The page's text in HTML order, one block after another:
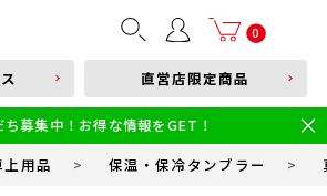
0
部品購入はこちら
ードを入力
新製品
幼児・園児向け水筒
水筒
小学生 中・高学年向け水筒
直営店限定商品
ち募集中！お得な情報をGET！
用品 > 保温・保冷タンブラー >